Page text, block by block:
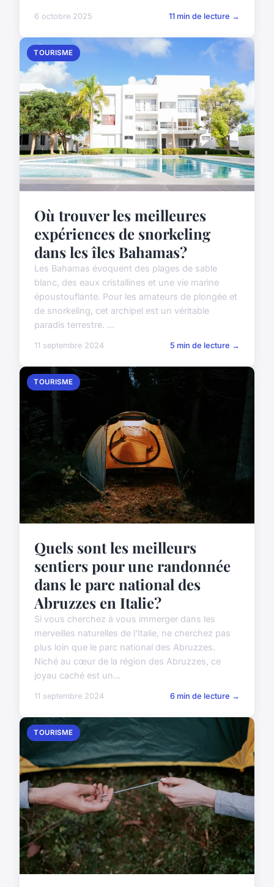
6 octobre 2025 11 min de lecture →
TOURISME
Où trouver les meilleures
expériences de snorkeling
dans les îles Bahamas?
Les Bahamas évoquent des plages de sable
blanc, des eaux cristallines et une vie marine
époustouflante. Pour les amateurs de plongée et
de snorkeling, cet archipel est un véritable
paradis terrestre. ...
11 septembre 2024 5 min de lecture →
TOURISME
Quels sont les meilleurs
sentiers pour une randonnée
dans le parc national des
Abruzzes en Italie?
Si vous cherchez à vous immerger dans les
merveilles naturelles de l'Italie, ne cherchez pas
plus loin que le parc national des Abruzzes.
Niché au cœur de la région des Abruzzes, ce
joyau caché est un...
11 septembre 2024 6 min de lecture →
TOURISME